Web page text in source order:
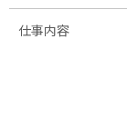
仕事内容